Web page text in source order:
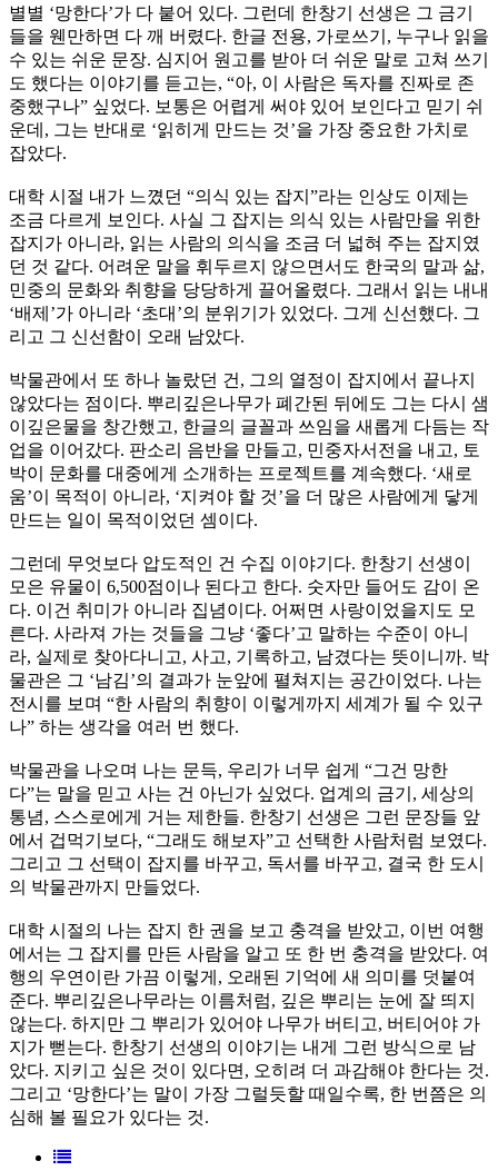
별별 ‘망한다’가 다 붙어 있다. 그런데 한창기 선생은 그 금기
들을 웬만하면 다 깨 버렸다. 한글 전용, 가로쓰기, 누구나 읽을
수 있는 쉬운 문장. 심지어 원고를 받아 더 쉬운 말로 고쳐 쓰기
도 했다는 이야기를 듣고는, “아, 이 사람은 독자를 진짜로 존
중했구나” 싶었다. 보통은 어렵게 써야 있어 보인다고 믿기 쉬
운데, 그는 반대로 ‘읽히게 만드는 것’을 가장 중요한 가치로
잡았다.
대학 시절 내가 느꼈던 “의식 있는 잡지”라는 인상도 이제는
조금 다르게 보인다. 사실 그 잡지는 의식 있는 사람만을 위한
잡지가 아니라, 읽는 사람의 의식을 조금 더 넓혀 주는 잡지였
던 것 같다. 어려운 말을 휘두르지 않으면서도 한국의 말과 삶,
민중의 문화와 취향을 당당하게 끌어올렸다. 그래서 읽는 내내
‘배제’가 아니라 ‘초대’의 분위기가 있었다. 그게 신선했다. 그
리고 그 신선함이 오래 남았다.
박물관에서 또 하나 놀랐던 건, 그의 열정이 잡지에서 끝나지
않았다는 점이다. 뿌리깊은나무가 폐간된 뒤에도 그는 다시 샘
이깊은물을 창간했고, 한글의 글꼴과 쓰임을 새롭게 다듬는 작
업을 이어갔다. 판소리 음반을 만들고, 민중자서전을 내고, 토
박이 문화를 대중에게 소개하는 프로젝트를 계속했다. ‘새로
움’이 목적이 아니라, ‘지켜야 할 것’을 더 많은 사람에게 닿게
만드는 일이 목적이었던 셈이다.
그런데 무엇보다 압도적인 건 수집 이야기다. 한창기 선생이
모은 유물이 6,500점이나 된다고 한다. 숫자만 들어도 감이 온
다. 이건 취미가 아니라 집념이다. 어쩌면 사랑이었을지도 모
른다. 사라져 가는 것들을 그냥 ‘좋다’고 말하는 수준이 아니
라, 실제로 찾아다니고, 사고, 기록하고, 남겼다는 뜻이니까. 박
물관은 그 ‘남김’의 결과가 눈앞에 펼쳐지는 공간이었다. 나는
전시를 보며 “한 사람의 취향이 이렇게까지 세계가 될 수 있구
나” 하는 생각을 여러 번 했다.
박물관을 나오며 나는 문득, 우리가 너무 쉽게 “그건 망한
다”는 말을 믿고 사는 건 아닌가 싶었다. 업계의 금기, 세상의
통념, 스스로에게 거는 제한들. 한창기 선생은 그런 문장들 앞
에서 겁먹기보다, “그래도 해보자”고 선택한 사람처럼 보였다.
그리고 그 선택이 잡지를 바꾸고, 독서를 바꾸고, 결국 한 도시
의 박물관까지 만들었다.
대학 시절의 나는 잡지 한 권을 보고 충격을 받았고, 이번 여행
에서는 그 잡지를 만든 사람을 알고 또 한 번 충격을 받았다. 여
행의 우연이란 가끔 이렇게, 오래된 기억에 새 의미를 덧붙여
준다. 뿌리깊은나무라는 이름처럼, 깊은 뿌리는 눈에 잘 띄지
않는다. 하지만 그 뿌리가 있어야 나무가 버티고, 버티어야 가
지가 뻗는다. 한창기 선생의 이야기는 내게 그런 방식으로 남
았다. 지키고 싶은 것이 있다면, 오히려 더 과감해야 한다는 것.
그리고 ‘망한다’는 말이 가장 그럴듯할 때일수록, 한 번쯤은 의
심해 볼 필요가 있다는 것.